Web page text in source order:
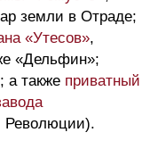
земли в Отраде;
«Утесов»,
«Дельфин»;
а также приватный
Революции).